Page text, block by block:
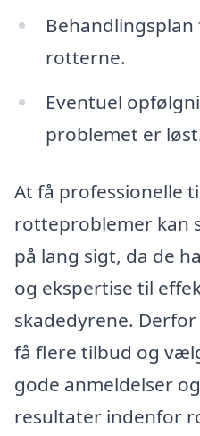
rotterne.
Eventuel
problemet er
At få professionelle
rotteproblemer kan
på lang sigt, da de
og ekspertise til
skadedyrene.
få flere tilbud og
gode anmeldelser
resultater indenfor